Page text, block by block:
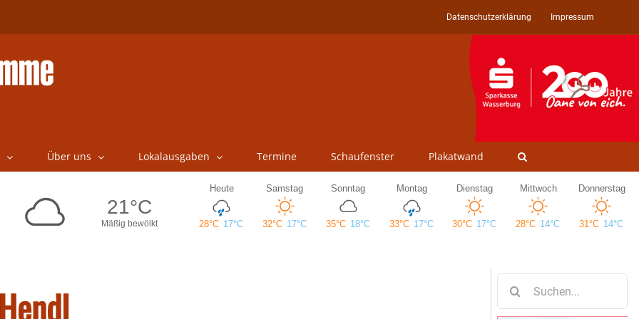
Datenschutzerklärung Impressum
Über uns Lokalausgaben Termine Schaufenster Plakatwand
nach: